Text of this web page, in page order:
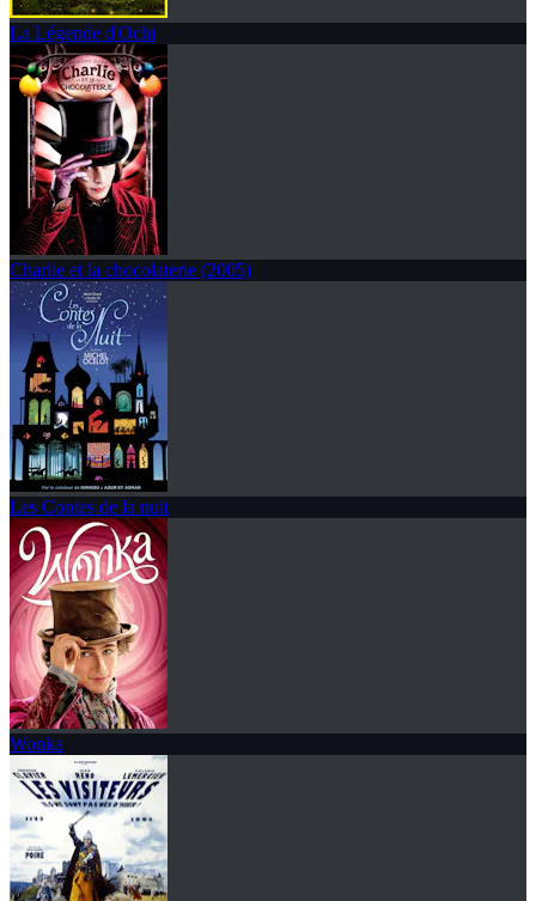
La Légende d'Ochi
Charlie et la chocolaterie (2005)
Les Contes de la nuit
Wonka